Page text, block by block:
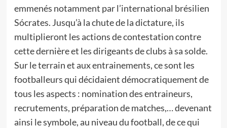
emmenés notamment par l’international brésilien
Sócrates. Jusqu’à la chute de la dictature, ils
multiplieront les actions de contestation contre
cette dernière et les dirigeants de clubs à sa solde.
Sur le terrain et aux entrainements, ce sont les
footballeurs qui décidaient démocratiquement de
tous les aspects : nomination des entraineurs,
recrutements, préparation de matches,… devenant
ainsi le symbole, au niveau du football, de ce qui